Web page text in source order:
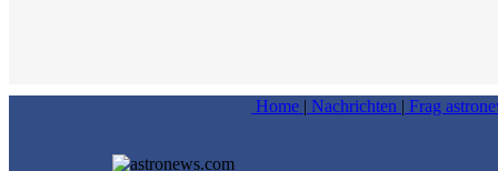
Home | Nachrichten | Frag